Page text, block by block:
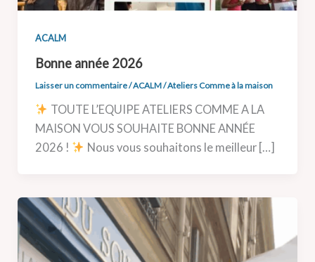
ACALM
Bonne année 2026
Laisser un commentaire/ACALM/Ateliers Comme à la maison
TOUTE L’EQUIPE ATELIERS COMME A LA
MAISON VOUS SOUHAITE BONNE ANNÉE
2026 !
Nous vous souhaitons le meilleur […]